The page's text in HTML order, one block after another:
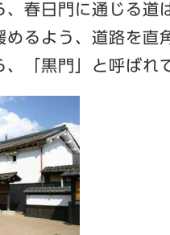
、春日門に通じる道
めるよう、道路を直
「黒門」と呼ばれ